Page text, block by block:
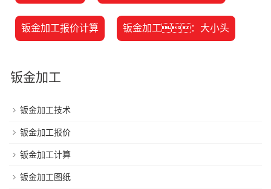
钣金加工报价计算 钣金加工：大小头
钣金加工
钣金加工技术
钣金加工报价
钣金加工计算
钣金加工图纸